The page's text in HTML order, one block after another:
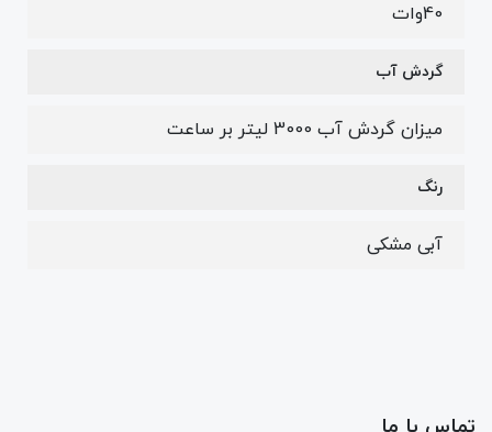
40وات
گردش آب
میزان گردش آب 3000 لیتر بر ساعت
رنگ
آبی مشکی